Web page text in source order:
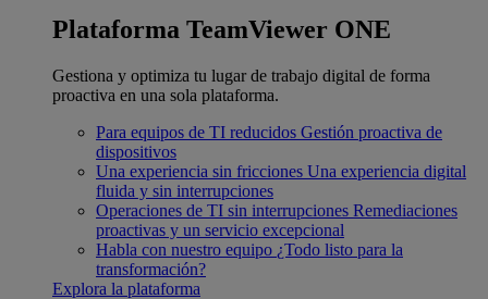
Plataforma TeamViewer ONE
Gestiona y optimiza tu lugar de trabajo digital de forma
proactiva en una sola plataforma.
Para equipos de TI reducidos Gestión proactiva de
dispositivos
Una experiencia sin fricciones Una experiencia digital
fluida y sin interrupciones
Operaciones de TI sin interrupciones Remediaciones
proactivas y un servicio excepcional
Habla con nuestro equipo ¿Todo listo para la
transformación?
Explora la plataforma